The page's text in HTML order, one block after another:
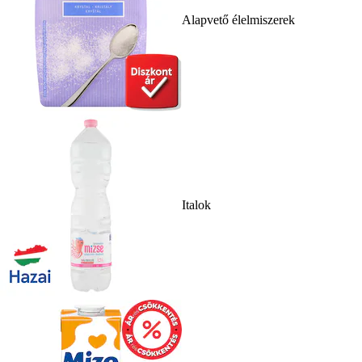
Alapvető élelmiszerek
Italok